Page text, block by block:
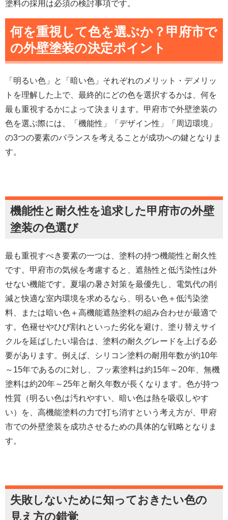
塗料の採用は必須の検討事項です。
何を重視して色を選ぶか？甲府市で
の外壁塗装の決定ポイント
「明るい色」と「暗い色」それぞれのメリット・デメリッ
トを理解した上で、最終的にどの色を選択するかは、何を
最も重視するかによって決まります。甲府市で外壁塗装の
色を選ぶ際には、「機能性」「デザイン性」「周辺環境」
の3つの要素のバランスを考えることが成功への鍵となりま
す。
機能性と耐久性を追求した甲府市の外壁
塗装の色選び
最も重視すべき要素の一つは、塗料の持つ機能性と耐久性
です。甲府市の気候を考慮すると、遮熱性と低汚染性は外
せない機能です。夏場の暑さ対策を最優先し、電気代の削
減と快適な室内環境を求めるなら、明るい色＋低汚染塗
料、または暗い色＋高機能遮熱塗料の組み合わせが最適で
す。色褪せやひび割れといった劣化を避け、塗り替えサイ
クルを延ばしたい場合は、塗料の耐久グレードを上げる必
要があります。例えば、シリコン塗料の耐用年数が約10年
～15年であるのに対し、フッ素塗料は約15年～20年、無機
塗料は約20年～25年と耐久年数が長くなります。色が持つ
性質（明るい色は汚れやすい、暗い色は熱を吸収しやす
い）を、高機能塗料の力で打ち消すという考え方が、甲府
市での外壁塗装を成功させるための具体的な戦略となりま
す。
失敗しないために知っておきたい色の
見え方の錯覚